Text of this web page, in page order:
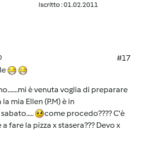
Iscritto : 01.02.2011
#17
è venuta voglia di preparare
mia Ellen (P.M) è in
come procedo???? C'è
fare la pizza x stasera??? Devo x